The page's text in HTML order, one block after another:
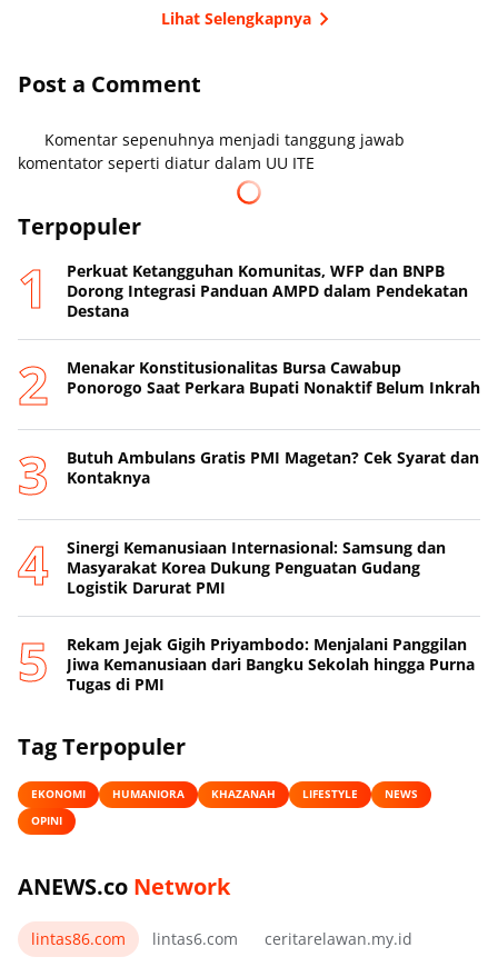
Lihat Selengkapnya
Post a Comment
Komentar sepenuhnya menjadi tanggung jawab
komentator seperti diatur dalam UU ITE
Terpopuler
Perkuat Ketangguhan Komunitas, WFP dan BNPB
Dorong Integrasi Panduan AMPD dalam Pendekatan
Destana
Menakar Konstitusionalitas Bursa Cawabup
Ponorogo Saat Perkara Bupati Nonaktif Belum Inkrah
Butuh Ambulans Gratis PMI Magetan? Cek Syarat dan
Kontaknya
Sinergi Kemanusiaan Internasional: Samsung dan
Masyarakat Korea Dukung Penguatan Gudang
Logistik Darurat PMI
Rekam Jejak Gigih Priyambodo: Menjalani Panggilan
Jiwa Kemanusiaan dari Bangku Sekolah hingga Purna
Tugas di PMI
Tag Terpopuler
EKONOMI HUMANIORA KHAZANAH LIFESTYLE
NEWS
OPINI
ANEWS.co Network
lintas86.com lintas6.com ceritarelawan.my.id